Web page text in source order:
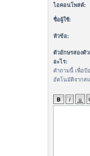
ไอคอนโพสต์:
ชื่อผู้ใช้:
หัวข้อ:
ตัวอักษรสองตั
อะไร:
คำถามนี้ เพื่อป้
อัตโนมัติจากส